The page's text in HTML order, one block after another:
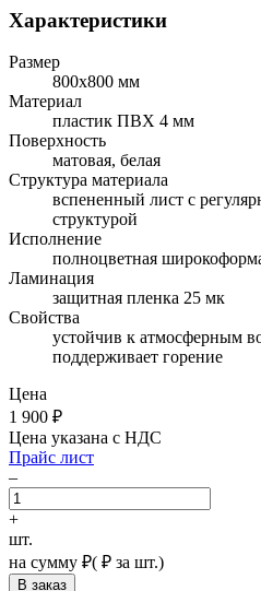
Характеристики
Размер
800x800 мм
Материал
пластик ПВХ 4 мм
Поверхность
матовая, белая
Структура материала
вспененный лист с
структурой
Исполнение
полноцветная
Ламинация
защитная пленка 25 мк
Свойства
устойчив к атмосферным
поддерживает горение
Цена
1 900 ₽
Цена указана с НДС
Прайс лист
–
+
шт.
на сумму ₽( ₽ за шт.)